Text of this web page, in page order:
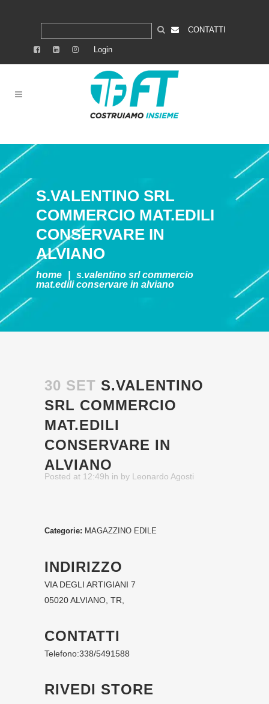
CONTATTI
Login
S.VALENTINO SRL
COMMERCIO MAT.EDILI
CONSERVARE IN
ALVIANO
home
s.valentino srl commercio
mat.ediliconservare in alviano
30 SET S.VALENTINO
SRL COMMERCIO
MAT.EDILI
CONSERVARE IN
ALVIANO
Posted at 12:49h in by Leonardo Agosti
Categorie: MAGAZZINO EDILE
INDIRIZZO
VIA DEGLI ARTIGIANI 7
05020 ALVIANO, TR,
CONTATTI
Telefono:338/5491588
RIVEDI STORE